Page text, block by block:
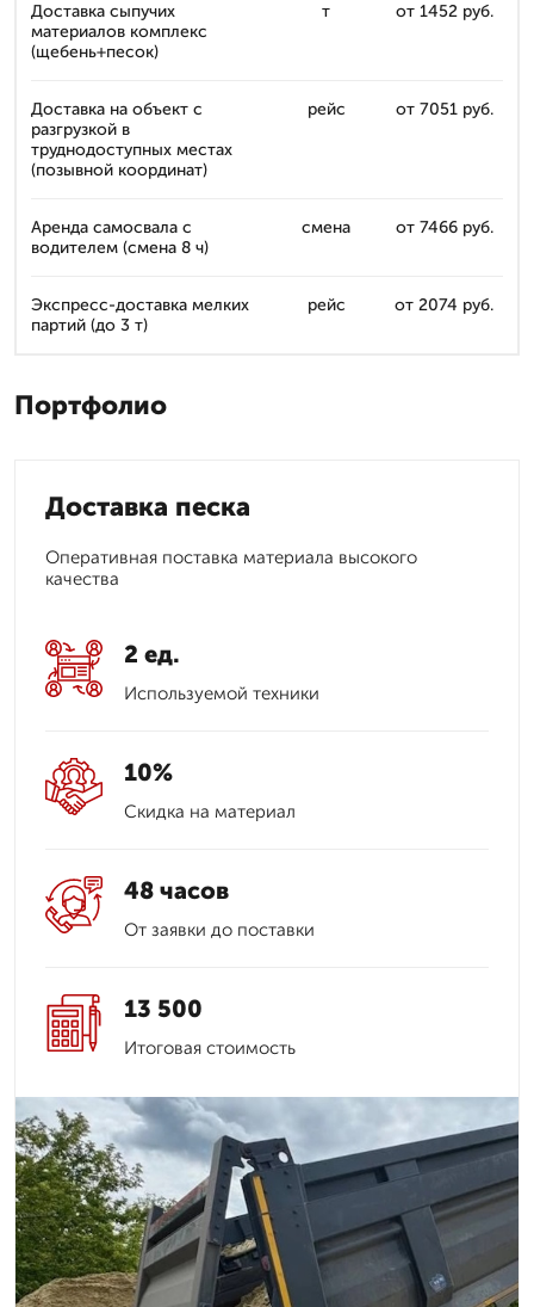
Доставка сыпучих
материалов комплекс
(щебень+песок)
т от 1452 руб.
Доставка на объект с
разгрузкой в
труднодоступных местах
(позывной координат)
рейс от 7051 руб.
Аренда самосвала с
водителем (смена 8 ч)
смена от 7466 руб.
Экспресс-доставка мелких
партий (до 3 т)
рейс от 2074 руб.
Портфолио
Доставка песка
Оперативная поставка материала высокого
качества
2 ед.
Используемой техники
10%
Скидка на материал
48 часов
От заявки до поставки
13 500
Итоговая стоимость